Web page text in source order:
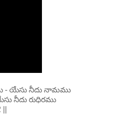
- యేసు నీదు నామము
నీదు రుధిరము